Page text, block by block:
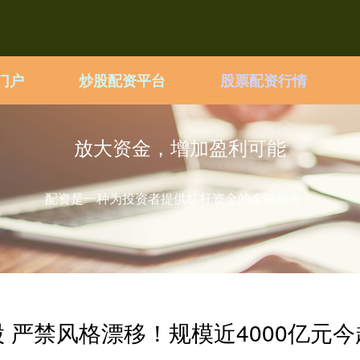
户 炒股配资平台 股票配资行情
放大资金，增加盈利可能
配资是一种为投资者提供杠杆资金的金融服务！
严禁风格漂移！规模近4000亿元